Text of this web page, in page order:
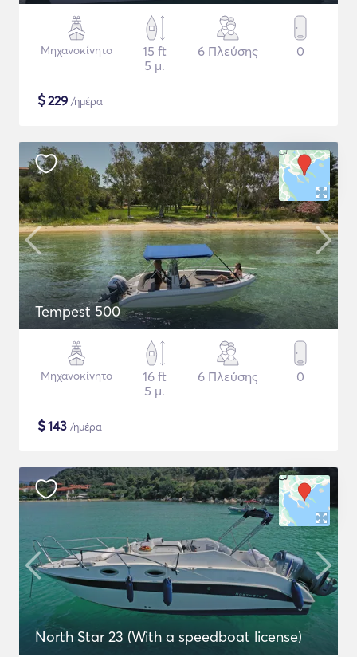
Μηχανοκίνητο
15 ft
5 μ.
6 Πλεύσης 0
$229 /ημέρα
Tempest 500
Μηχανοκίνητο
16 ft
5 μ.
6 Πλεύσης 0
$143 /ημέρα
North Star 23 (With a speedboat license)